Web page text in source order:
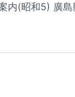
内(昭和5) 廣島